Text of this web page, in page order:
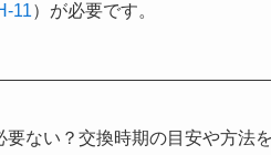
11）が必要です。
ない？交換時期の目安や方法